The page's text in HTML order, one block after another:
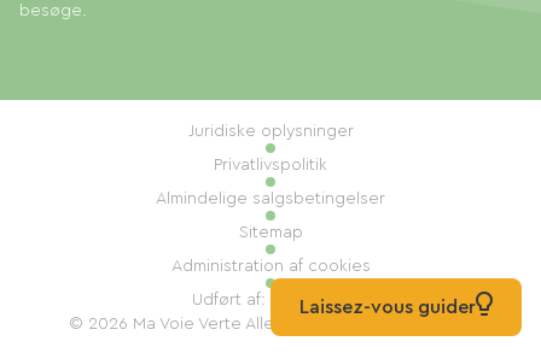
besøge.
© 2026 Ma Voie Verte Alle rettigheder forbeholdes
Juridiske oplysninger
Privatlivspolitik
Almindelige salgsbetingelser
Sitemap
Administration af cookies
Udført af: Mill, PrivasLaissez-vous guider